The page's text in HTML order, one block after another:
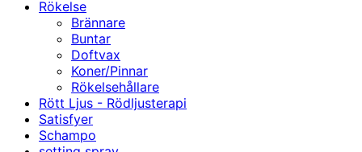
Rökelse
Brännare
Buntar
Doftvax
Koner/Pinnar
Rökelsehållare
Rött Ljus - Rödljusterapi
Satisfyer
Schampo